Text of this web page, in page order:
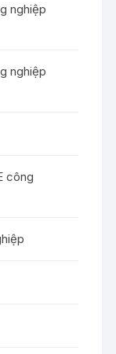
nghiệp
nghiệp
công